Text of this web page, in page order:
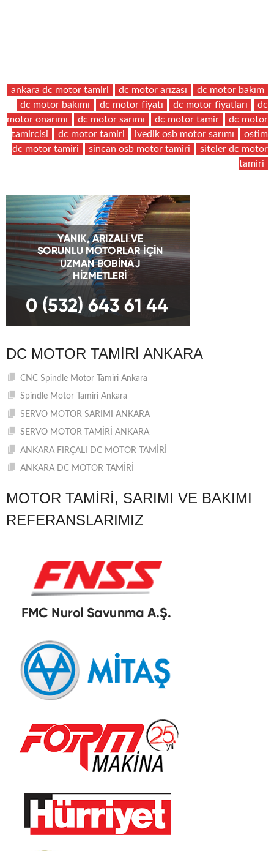
ankara dc motor tamiri dc motor arızası
dc motor bakım
dc motor bakımı
dc motor fiyatı dc motor fiyatları
dc
motor onarımı
dc motor sarımı dc motor tamir
dc motor
tamircisi
dc motor tamiri ivedik osb motor sarımı
ostim
dc motor tamiri
sincan osb motor tamiri
siteler dc motor
tamiri
DC MOTOR TAMIRI ANKARA
CNC Spindle Motor Tamiri Ankara
Spindle Motor Tamiri Ankara
SERVO MOTOR SARIMI ANKARA
SERVO MOTOR TAMİRİ ANKARA
ANKARA FIRÇALI DC MOTOR TAMİRİ
ANKARA DC MOTOR TAMİRİ
MOTOR TAMIRI, SARIMI VE BAKIMI
REFERANSLARIMIZ